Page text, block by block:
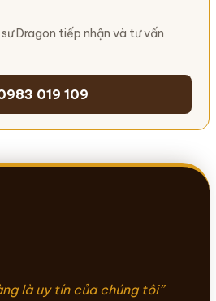
Dragon tiếp nhận và tư vấn
019 109
là uy tín của chúng tôi”